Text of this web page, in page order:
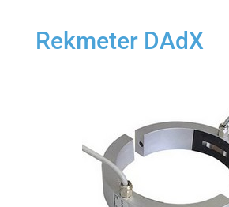
Rekmeter DAdX